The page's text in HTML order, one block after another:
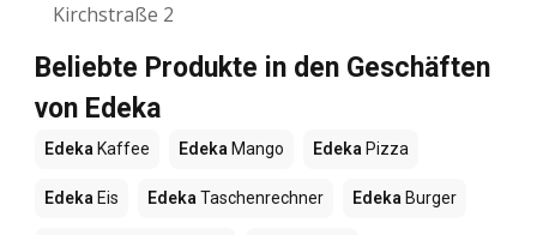
Kirchstraße 2
Beliebte Produkte in den Geschäften
von Edeka
Edeka Kaffee Edeka Mango Edeka Pizza
Edeka Eis Edeka Taschenrechner Edeka Burger